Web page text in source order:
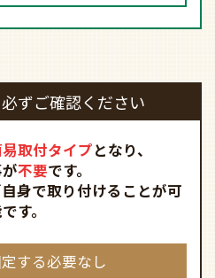
ずご確認ください
取付タイプとなり、
不要です。
身で取り付けることが可
す。
する必要なし